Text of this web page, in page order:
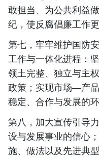
敢担当、为公共利益
纪，使反腐倡廉工作
第七，牢牢维护国防
工作与一体化进程：
领土完整、独立与主
政策；实现市场—产
稳定、合作与发展的环
第八，加大宣传引导
设与发展事业的信心
施、做法以及先进典